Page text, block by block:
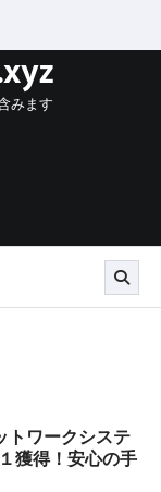
みます
トワークシステ
獲得！安心の手